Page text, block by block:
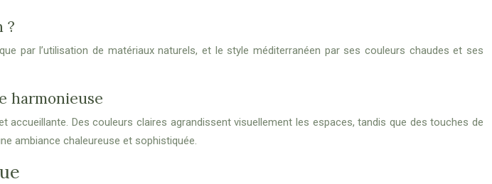
?
par l’utilisation de matériaux naturels, et le style méditerranéen par ses couleurs chaudes et ses
harmonieuse
Des couleurs claires agrandissent visuellement les espaces, tandis que des touches de
ambiance chaleureuse et sophistiquée.